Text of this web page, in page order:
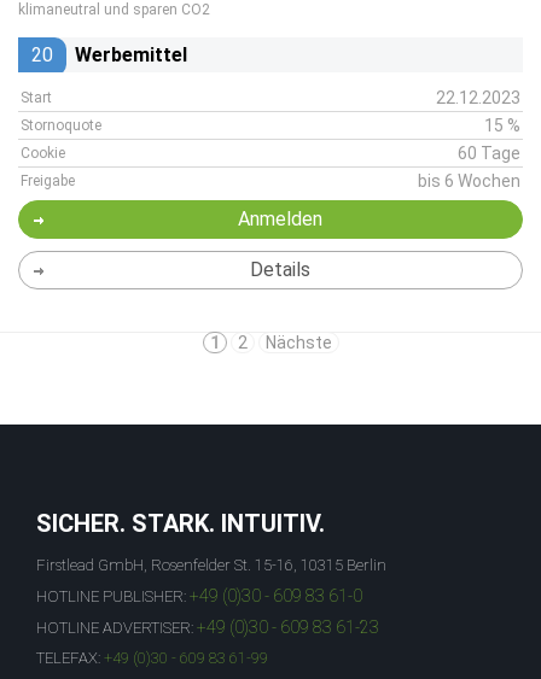
klimaneutral und sparen CO2
20 Werbemittel
Start 22.12.2023
Stornoquote 15 %
Cookie 60 Tage
Freigabe bis 6 Wochen
Anmelden
Details
1 2 Nächste
SICHER. STARK. INTUITIV.
Firstlead GmbH, Rosenfelder St. 15-16, 10315 Berlin
HOTLINE PUBLISHER: +49 (0)30 - 609 83 61-0
HOTLINE ADVERTISER: +49 (0)30 - 609 83 61-23
TELEFAX: +49 (0)30 - 609 83 61-99